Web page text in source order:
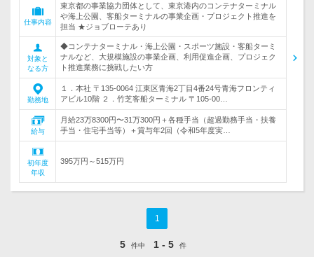
仕事内容
東京都の事業協力団体として、東京港内のコンテナターミナル
や海上公園、客船ターミナルの事業企画・プロジェクト推進を
担当 ★ジョブローテあり
対象と
なる方
◆コンテナターミナル・海上公園・スポーツ施設・客船ターミ
ナルなど、大規模施設の事業企画、利用促進企画、プロジェク
ト推進業務に挑戦したい方
勤務地
１．本社 〒135-0064 江東区青海2丁目4番24号青海フロンティ
アビル10階 ２．竹芝客船ターミナル 〒105-00…
給与
月給23万8300円〜31万300円＋各種手当（超過勤務手当・扶養
手当・住宅手当等）＋賞与年2回（令和5年度実…
初年度
年収
395万円～515万円
1
5 件中 1 - 5 件